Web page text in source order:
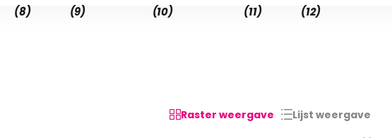
(8) (9) (10) (11) (12)
Raster weergave
Lijst weergave